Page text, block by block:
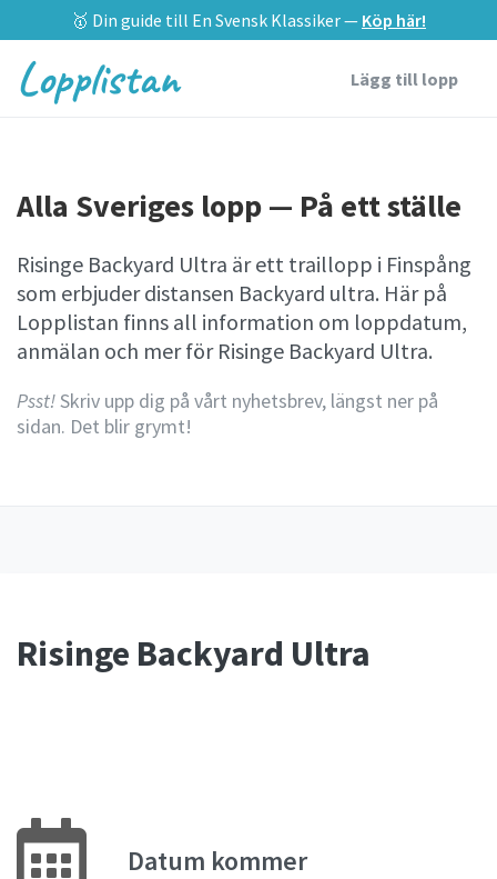
🥇 Din guide till En Svensk Klassiker — Köp här!
Lopplistan Lägg till lopp
Alla Sveriges lopp — På ett ställe
Risinge Backyard Ultra är ett traillopp i Finspång
som erbjuder distansen Backyard ultra. Här på
Lopplistan finns all information om loppdatum,
anmälan och mer för Risinge Backyard Ultra.
Psst!Skriv upp dig på vårt nyhetsbrev, längst ner på
sidan. Det blir grymt!
Risinge Backyard Ultra
Datum kommer